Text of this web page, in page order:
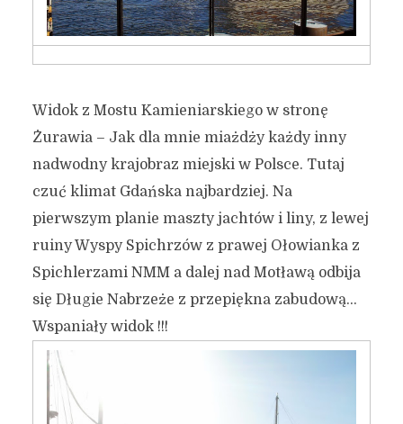
To co najlepsze nad
Motławą.
Autor:Kamil Sulewski
Widok z Mostu Kamieniarskiego w stronę
Żurawia – Jak dla mnie miażdży każdy inny
nadwodny krajobraz miejski w Polsce. Tutaj
czuć klimat Gdańska najbardziej. Na
pierwszym planie maszty jachtów i liny, z lewej
ruiny Wyspy Spichrzów z prawej Ołowianka z
Spichlerzami NMM a dalej nad Motławą odbija
się Długie Nabrzeże z przepiękna zabudową…
Wspaniały widok !!!